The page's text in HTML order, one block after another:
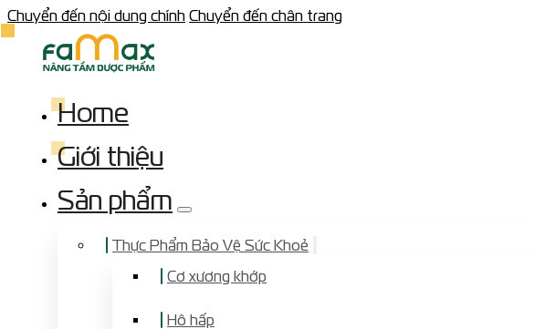
Chuyển đến nội dung chính Chuyển đến chân trang
Home
Giới thiệu
Sản phẩm
Thực Phẩm Bảo Vệ Sức Khoẻ
Cơ xương khớp
Hô hấp